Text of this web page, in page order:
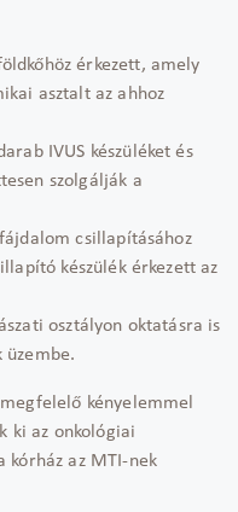
érkezett, amely
asztalt az ahhoz
IVUS készüléket és
szolgálják a
csillapításához
készülék érkezett az
osztályon oktatásra is
üzembe.
kényelemmel
ki az onkológiai
kórház az MTI-nek